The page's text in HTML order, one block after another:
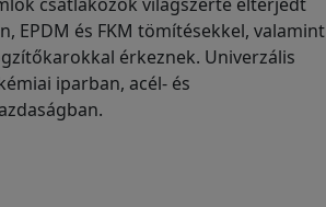
EPDM és FKM tömítésekkel, valamint
érkeznek. Univerzális
iparban, acél- és